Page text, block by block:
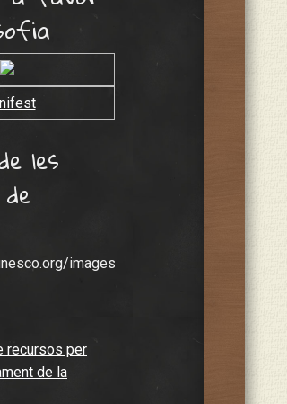
les
images/0019/001926/
recursos per
de la